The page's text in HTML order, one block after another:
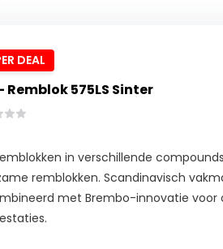
DEAL
Remblok 575LS Sinter
in verschillende
remblokken. Scandinavisch
met Brembo-innovatie voor